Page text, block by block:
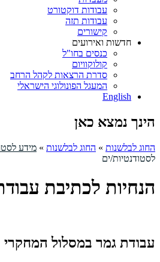
עבודות דוקטורט
עבודות תזה
קישורים
חדשות ואירועים
כנסים בחו"ל
קולוקוויום
סדרת הרצאות לקהל הרחב
המעגל הפונולוגי הישראלי
English
הינך נמצא כאן
החוג לבלשנות » החוג לבלשנות » מידע
לסטודנטיות/ים
הנחיות לכתיבת
עבודת גמר במסלול המחקרי